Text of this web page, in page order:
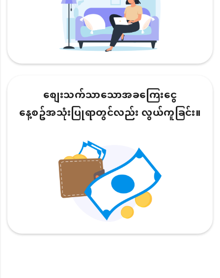
စျေးသက်သာသောအခကြေးငွေ
နေ့စဥ်အသုံးပြုရာတွင်လည်း လွယ်ကူခြင်း။